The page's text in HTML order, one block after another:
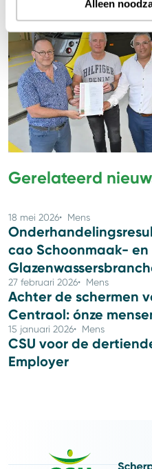
Alleen
Artikel
Deel
Gerelateerd
18 mei 2026 Mens
cao Schoonmaak- en
27 februari 2026 Mens
Achter de schermen
Centraol: ónze
15 januari 2026 Mens
CSU voor de
Employer